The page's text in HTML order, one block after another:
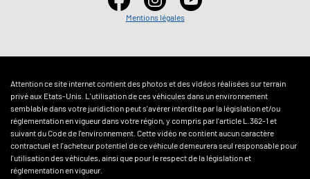
Mentions légales
Attention ce site internet contient des photos et des vidéos réalisées sur terrain
privé aux Etats-Unis. L'utilisation de ces véhicules dans un environnement
semblable dans votre juridiction peut s'avérer interdite par la législation et/ou
réglementation en vigueur dans votre région, y compris par l'article L.362-1 et
suivant du Code de l'environnement. Cette vidéo ne contient aucun caractère
contractuel et l'acheteur potentiel de ce véhicule demeurera seul responsable pour
l'utilisation des véhicules, ainsi que pour le respect de la législation et
réglementation en vigueur.